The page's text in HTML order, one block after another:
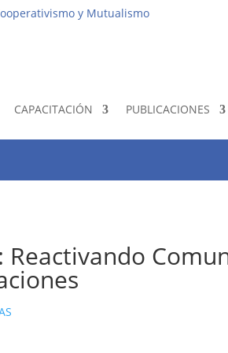
y Mutualismo
CAPACITACIÓN PUBLICACIONES